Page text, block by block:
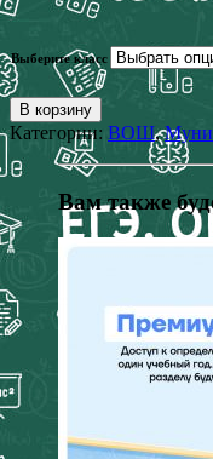
Выберите класс
В корзину
Категории: ВОШ,
Вам также